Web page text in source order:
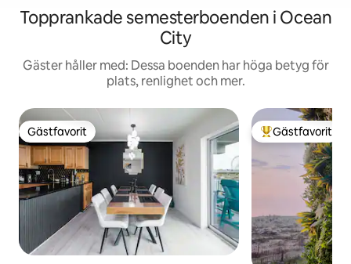
Topprankade semesterboenden i Ocean
City
Gäster håller med: Dessa boenden har höga betyg för
plats, renlighet och mer.
Gästfavorit
Gästfavorit Populär
Gästfavorit